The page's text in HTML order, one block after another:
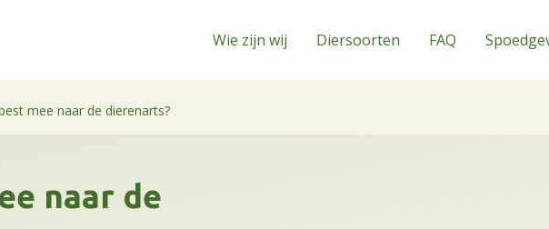
Wie zijn wij Diersoorten FAQ
mee naar de dierenarts?
naar de